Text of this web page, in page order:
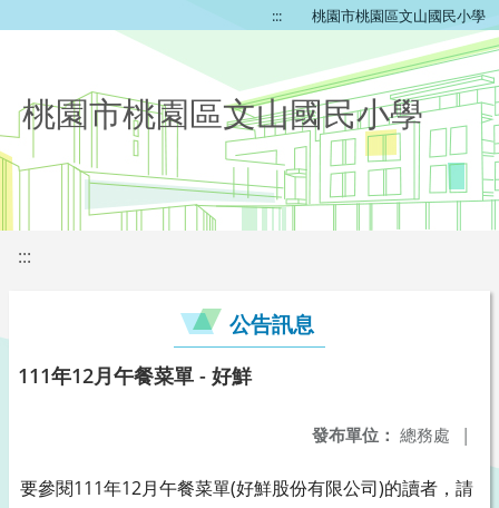
::: 桃園市桃園區文山國民小學
桃園市桃園區文山國民小學
:::
公告訊息
111年12月午餐菜單 - 好鮮
發布單位： 總務處 |
要參閱111年12月午餐菜單(好鮮股份有限公司)的讀者，請